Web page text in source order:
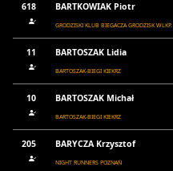
618 BARTKOWIAK Piotr
GRODZISKI KLUB BIEGACZA GRODZISK WLKP.
11 BARTOSZAK Lidia
BARTOSZAK-BIEGI KIEKRZ
10 BARTOSZAK Michał
BARTOSZAK-BIEGI KIEKRZ
205 BARYCZA Krzysztof
NIGHT RUNNERS POZNAŃ